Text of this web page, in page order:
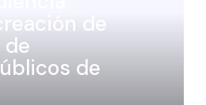
de
de
de